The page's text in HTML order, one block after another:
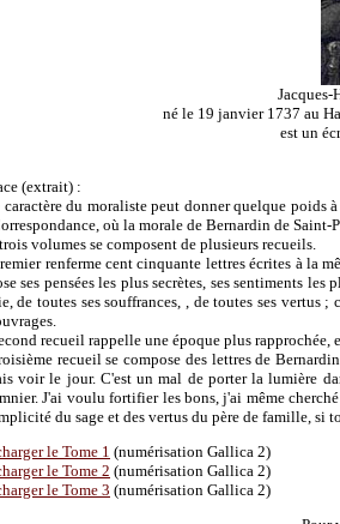
Jacques-
né le 19 janvier 1737 au
est un
(extrait) :
caractère du moraliste peut donner quelque poids
où la morale de Bernardin de
volumes se composent de plusieurs recueils.
renferme cent cinquante lettres écrites à la
ses pensées les plus secrètes, ses sentiments
de toutes ses souffrances, , de toutes ses
recueil rappelle une époque plus
recueil se compose des lettres de
voir le jour. C'est un mal de porter la lumière
J'ai voulu fortifier les bons, j'ai même
du sage et des vertus du père de famille, si
le Tome 1 (numérisation Gallica 2)
le Tome 2 (numérisation Gallica 2)
le Tome 3 (numérisation Gallica 2)